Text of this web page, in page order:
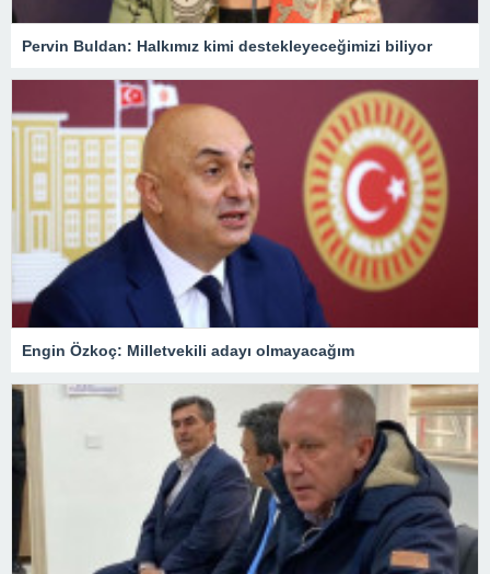
Pervin Buldan: Halkımız kimi destekleyeceğimizi biliyor
Engin Özkoç: Milletvekili adayı olmayacağım